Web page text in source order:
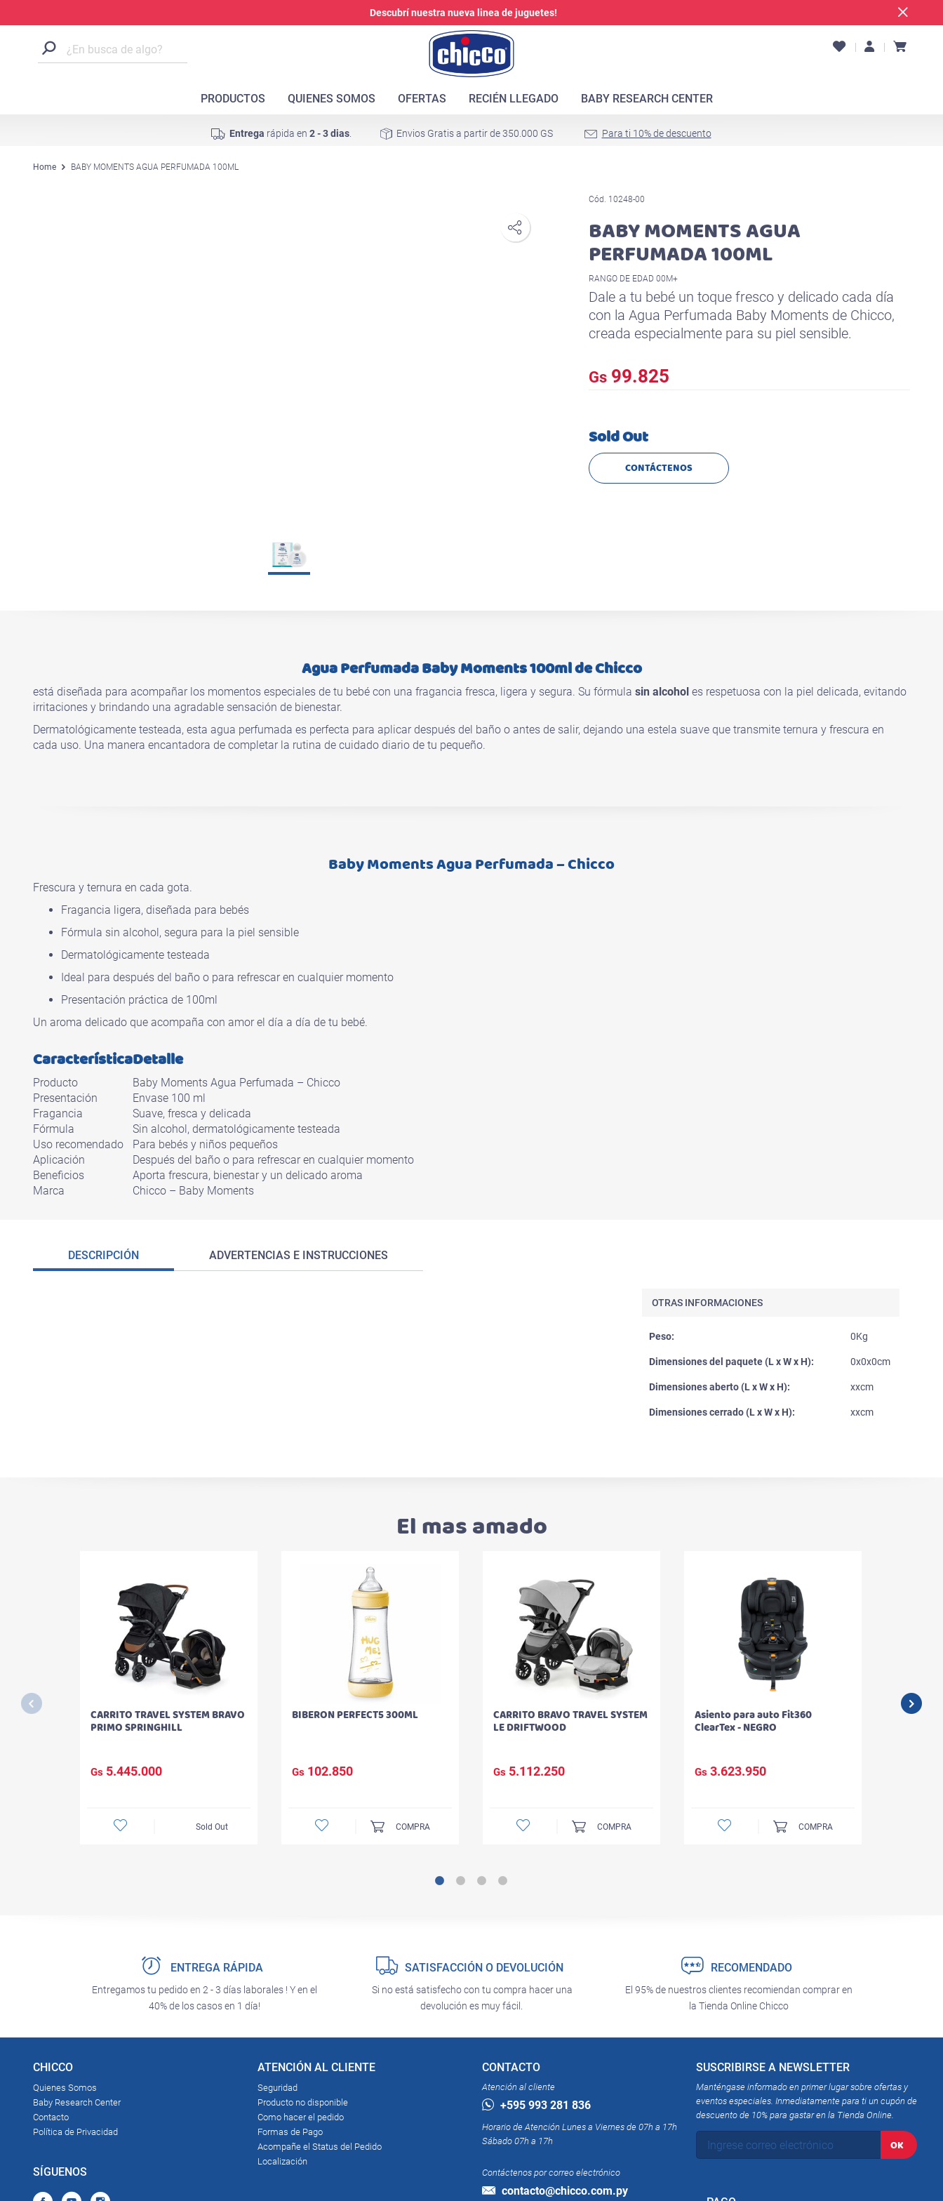
Descubrí nuestra nueva linea de juguetes!
PRODUCTOS QUIENES SOMOS OFERTAS RECIÉN LLEGADO BABY RESEARCH CENTER
Entrega rápida en 2 - 3 dias. Envios Gratis a partir de 350.000 GS Para ti 10% de descuento
Home BABY MOMENTS AGUA PERFUMADA 100ML
Cód. 10248-00
BABY MOMENTS AGUA
PERFUMADA 100ML
RANGO DE EDAD 00M+
Dale a tu bebé un toque fresco y delicado cada día
con la Agua Perfumada Baby Moments de Chicco,
creada especialmente para su piel sensible.
Gs99.825
Sold Out
CONTÁCTENOS
Agua Perfumada Baby Moments 100ml de Chicco
está diseñada para acompañar los momentos especiales de tu bebé con una fragancia fresca, ligera y segura. Su fórmula sin alcohol es respetuosa con la piel delicada, evitando
irritaciones y brindando una agradable sensación de bienestar.
Dermatológicamente testeada, esta agua perfumada es perfecta para aplicar después del baño o antes de salir, dejando una estela suave que transmite ternura y frescura en
cada uso. Una manera encantadora de completar la rutina de cuidado diario de tu pequeño.
Baby Moments Agua Perfumada – Chicco
Frescura y ternura en cada gota.
Fragancia ligera, diseñada para bebés
Fórmula sin alcohol, segura para la piel sensible
Dermatológicamente testeada
Ideal para después del baño o para refrescar en cualquier momento
Presentación práctica de 100ml
Un aroma delicado que acompaña con amor el día a día de tu bebé.
CaracterísticaDetalle
Producto
Baby Moments Agua Perfumada – Chicco
Presentación
Envase 100 ml
Fragancia
Suave, fresca y delicada
Fórmula
Sin alcohol, dermatológicamente testeada
Uso recomendado
Para bebés y niños pequeños
Aplicación
Después del baño o para refrescar en cualquier momento
Beneficios
Aporta frescura, bienestar y un delicado aroma
Marca
Chicco – Baby Moments
DESCRIPCIÓN ADVERTENCIAS E INSTRUCCIONES
OTRAS INFORMACIONES
Peso: 0Kg
Dimensiones del paquete (L x W x H): 0x0x0cm
Dimensiones aberto (L x W x H): xxcm
Dimensiones cerrado (L x W x H): xxcm
El mas amado
CARRITO TRAVEL SYSTEM BRAVO
PRIMO SPRINGHILL
Gs 5.445.000
Sold Out
BIBERON PERFECT5 300ML
Gs 102.850
COMPRA
CARRITO BRAVO TRAVEL SYSTEM
LE DRIFTWOOD
Gs 5.112.250
COMPRA
Asiento para auto Fit360
ClearTex - NEGRO
Gs 3.623.950
COMPRA
SET DE
ENTREGA RÁPIDA
Entregamos tu pedido en 2 - 3 días laborales ! Y en el
40% de los casos en 1 día!
SATISFACCIÓN O DEVOLUCIÓN
Si no está satisfecho con tu compra hacer una
devolución es muy fácil.
RECOMENDADO
El 95% de nuestros clientes recomiendan comprar en
la Tienda Online Chicco
CHICCO
Quienes Somos
Baby Research Center
Contacto
Política de Privacidad
SÍGUENOS
ATENCIÓN AL CLIENTE
Seguridad
Producto no disponible
Como hacer el pedido
Formas de Pago
Acompañe el Status del Pedido
Localización
CONTACTO
Atención al cliente
+595 993 281 836
Horario de Atención Lunes a Viernes de 07h a 17h
Sábado 07h a 17h
Contáctenos por correo electrónico
contacto@chicco.com.py
SUSCRIBIRSE A NEWSLETTER
Manténgase informado en primer lugar sobre ofertas y
eventos especiales. Inmediatamente para ti un cupón de
descuento de 10% para gastar en la Tienda Online.
correo
OK